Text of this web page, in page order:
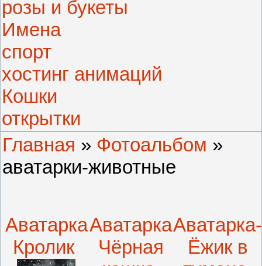
розы и букеты
Имена
спорт
хостинг анимаций
Кошки
открытки
Главная » Фотоальбом »
аватарки-животные
Аватарка
Кролик
Аватарка
Чёрная
Аватарка-
Ёжик в